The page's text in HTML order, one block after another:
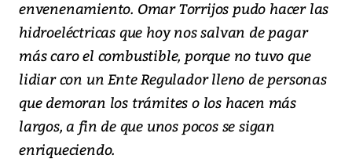
envenenamiento. Omar Torrijos pudo hacer las
hidroeléctricas que hoy nos salvan de pagar
más caro el combustible, porque no tuvo que
lidiar con un Ente Regulador lleno de personas
que demoran los trámites o los hacen más
largos, a fin de que unos pocos se sigan
enriqueciendo.